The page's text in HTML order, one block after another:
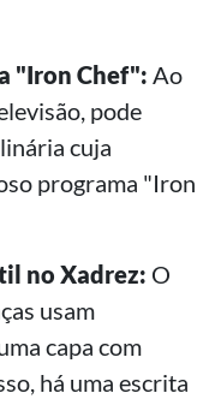
"Iron Chef": Ao
pode
cuja
programa "Iron
no Xadrez: O
usam
capa com
há uma escrita